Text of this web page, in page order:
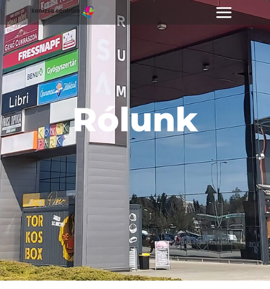
Rólunk